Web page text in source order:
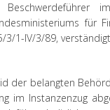
für
3/1-IV/3/89,
der belangten
im Instanzenzug